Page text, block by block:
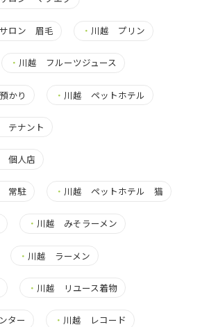
ロン 眉毛 ・ 川越 プリン
・ 川越 フルーツジュース
かり ・ 川越 ペットホテル
テナント
個人店
常駐 ・ 川越 ペットホテル 猫
・ 川越 みそラーメン
・ 川越 ラーメン
・ 川越 リユース着物
ター ・ 川越 レコード